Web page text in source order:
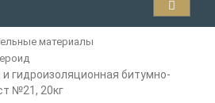
материалы
гидроизоляционная битумно-
№21, 20кг